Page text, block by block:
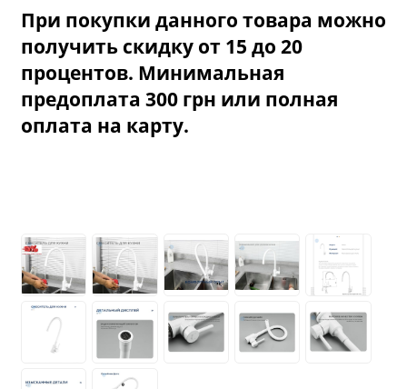
При покупки данного товара можно
получить скидку от 15 до 20
процентов. Минимальная
предоплата 300 грн или полная
оплата на карту.